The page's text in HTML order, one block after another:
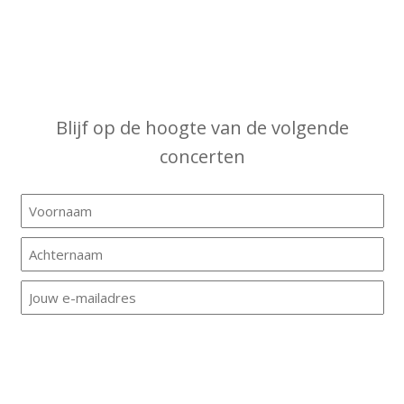
Blijf op de hoogte van de volgende
concerten